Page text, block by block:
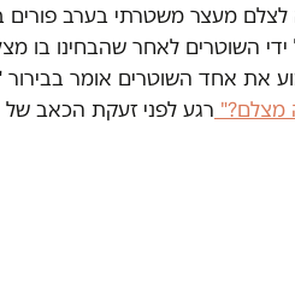
לצלם מעצר משטרתי בערב פורים
השוטרים לאחר שהבחינו בו
את אחד השוטרים אומר
רגע לפני זעקת הכאב